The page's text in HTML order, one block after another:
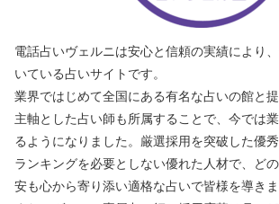
電話占いヴェルニは安心と信頼の実績により
いている占いサイトです。
業界ではじめて全国にある有名な占いの館と
主軸とした占い師も所属することで、今では
るようになりました。厳選採用を突破した優
ランキングを必要としない優れた人材で、ど
安も心から寄り添い適格な占いで皆様を導きま